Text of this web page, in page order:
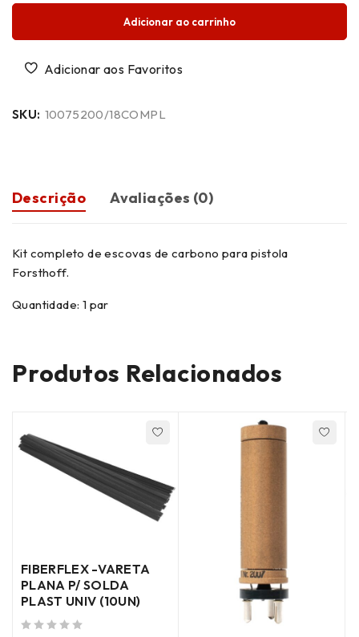
Adicionar ao carrinho
SKU: 10075200/18COMPL
Descrição Avaliações (0)
Kit completo de escovas de carbono para pistola
Forsthoff.
Quantidade: 1 par
Produtos Relacionados
FIBERFLEX -VARETA
PLANA P/ SOLDA
PLAST UNIV (10UN)